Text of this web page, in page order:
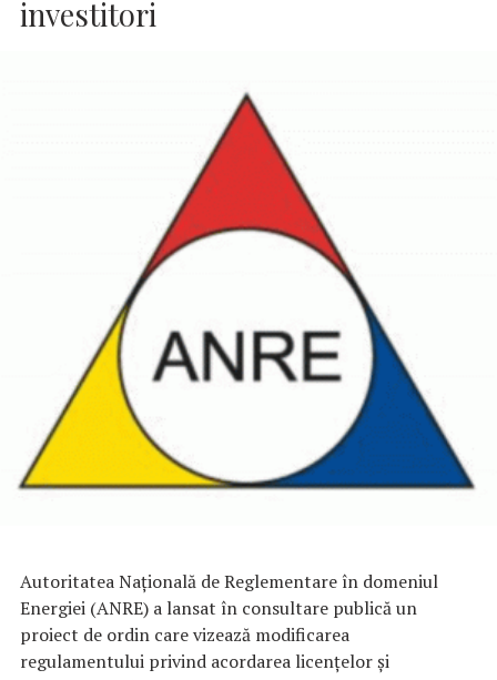
investitori
Autoritatea Națională de Reglementare în domeniul
Energiei (ANRE) a lansat în consultare publică un
proiect de ordin care vizează modificarea
regulamentului privind acordarea licențelor și